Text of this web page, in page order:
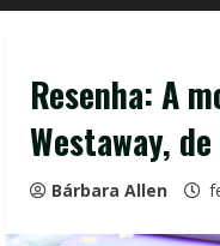
Resenha: A
Westaway,
Bárbara Allen